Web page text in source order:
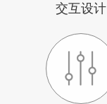
交互设计